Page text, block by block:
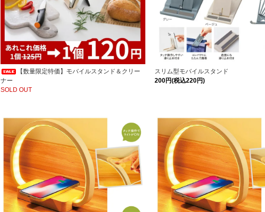
【数量限定特価】モバイルスタンド＆クリー
ナー
SOLD OUT
スリム型モバイルスタンド
200円(税込220円)